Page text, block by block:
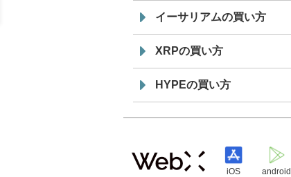
イーサリアムの買い方
XRPの買い方
HYPEの買い方
iOS android